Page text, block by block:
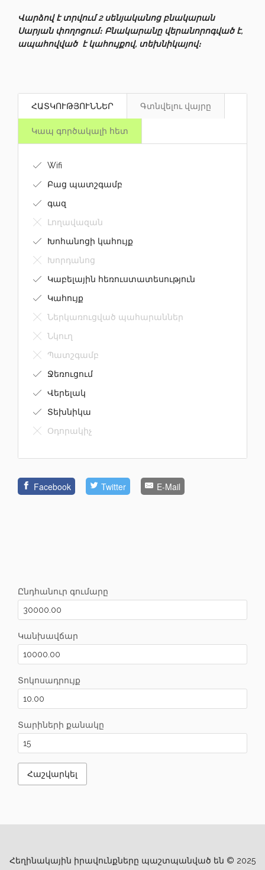
Վարձով է տրվում 2 սենյականոց բնակարան
Սարյան փողոցում։ Բնակարանը վերանորոգված է,
ապահովված է կահույքով, տեխնիկայով։
ՀԱՏԿՈՒԹՅՈՒՆՆԵՐ Գտնվելու վայրը
Կապ գործակալի հետ
Wifi
Բաց պատշգամբ
գազ
Լողավազան
Խոհանոցի կահույք
Խորդանոց
Կաբելային հեռուստատեսություն
Կահույք
Ներկառուցված պահարաններ
Նկուղ
Պատշգամբ
Ջեռուցում
Վերելակ
Տեխնիկա
Օդորակիչ
Facebook Twitter E-Mail
Ընդհանուր գումարը
Կանխավճար
Տոկոսադրույք
Տարիների քանակը
Հեղինակային իրավունքները պաշտպանված են © 2025